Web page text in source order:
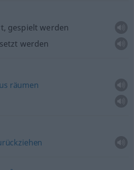
gespielt werden
werden
räumen